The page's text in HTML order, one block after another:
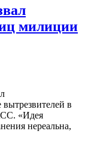
милиции
в
«Идея
нереальна,